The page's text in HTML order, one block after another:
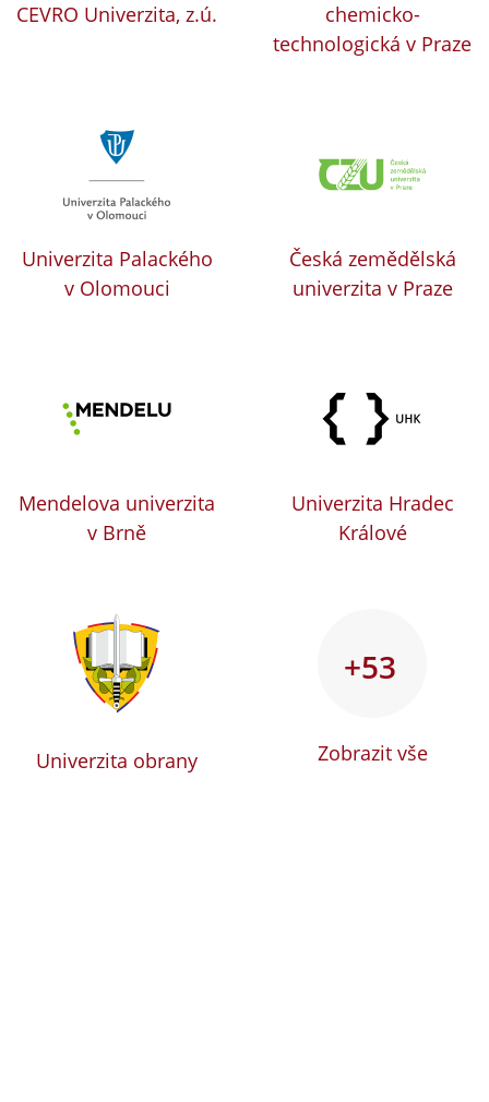
CEVRO Univerzita, z.ú.
chemicko-
technologická v Praze
Univerzita Palackého
v Olomouci
Česká zemědělská
univerzita v Praze
Mendelova univerzita
v Brně
Univerzita Hradec
Králové
Univerzita obrany
+53
Zobrazit vše